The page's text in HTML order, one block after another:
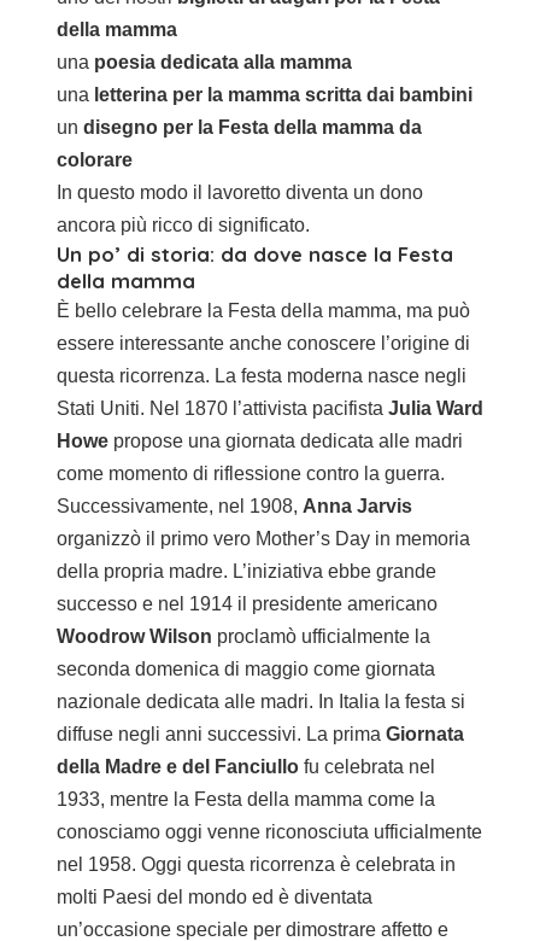
della mamma
una poesia dedicata alla mamma
una letterina per la mamma scritta dai bambini
un disegno per la Festa della mamma da
colorare
In questo modo il lavoretto diventa un dono
ancora più ricco di significato.
Un po’ di storia: da dove nasce la Festa
della mamma
È bello celebrare la Festa della mamma, ma può
essere interessante anche conoscere l’origine di
questa ricorrenza. La festa moderna nasce negli
Stati Uniti. Nel 1870 l’attivista pacifista Julia Ward
Howe propose una giornata dedicata alle madri
come momento di riflessione contro la guerra.
Successivamente, nel 1908, Anna Jarvis
organizzò il primo vero Mother’s Day in memoria
della propria madre. L’iniziativa ebbe grande
successo e nel 1914 il presidente americano
Woodrow Wilson proclamò ufficialmente la
seconda domenica di maggio come giornata
nazionale dedicata alle madri. In Italia la festa si
diffuse negli anni successivi. La prima Giornata
della Madre e del Fanciullo fu celebrata nel
1933, mentre la Festa della mamma come la
conosciamo oggi venne riconosciuta ufficialmente
nel 1958. Oggi questa ricorrenza è celebrata in
molti Paesi del mondo ed è diventata
un’occasione speciale per dimostrare affetto e